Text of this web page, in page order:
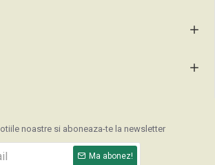
noastre si aboneaza-te la newsletter
Ma abonez!